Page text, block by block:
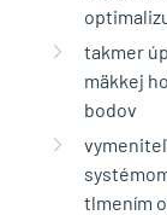
takmer
mäkkej
bodov
tlmením